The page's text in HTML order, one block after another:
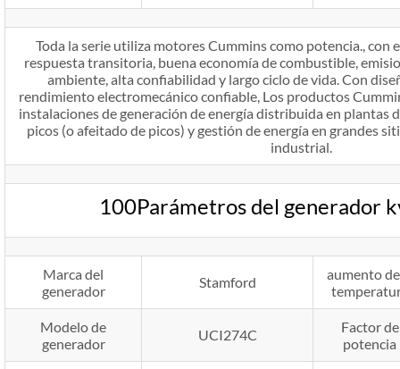
Toda la serie utiliza motores Cummins como potencia., con
respuesta transitoria, buena economía de combustible,
ambiente, alta confiabilidad y largo ciclo de vida. Con
rendimiento electromecánico confiable, Los productos
instalaciones de generación de energía distribuida en plantas
picos (o afeitado de picos) y gestión de energía en grandes
industrial.
100Parámetros del generador
Marca del
generador
Stamford
aumento
Modelo de
generador
UCI274C
Factor de
potencia